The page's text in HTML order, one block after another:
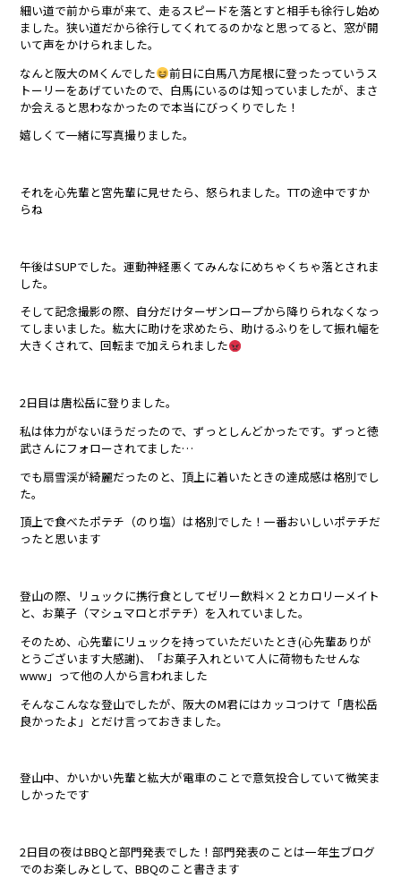
細い道で前から車が来て、走るスピードを落とすと相手も徐行し始め
ました。狭い道だから徐行してくれてるのかなと思ってると、窓が開
いて声をかけられました。
なんと阪大のMくんでした
前日に白馬八方尾根に登ったっていうス
トーリーをあげていたので、白馬にいるのは知っていましたが、まさ
か会えると思わなかったので本当にびっくりでした！
嬉しくて一緒に写真撮りました。
それを心先輩と宮先輩に見せたら、怒られました。TTの途中ですか
らね
午後はSUPでした。運動神経悪くてみんなにめちゃくちゃ落とされま
した。
そして記念撮影の際、自分だけターザンロープから降りられなくなっ
てしまいました。紘大に助けを求めたら、助けるふりをして振れ幅を
大きくされて、回転まで加えられました
2日目は唐松岳に登りました。
私は体力がないほうだったので、ずっとしんどかったです。ずっと徳
武さんにフォローされてました…
でも扇雪渓が綺麗だったのと、頂上に着いたときの達成感は格別でし
た。
頂上で食べたポテチ（のり塩）は格別でした！一番おいしいポテチだ
ったと思います
登山の際、リュックに携行食としてゼリー飲料×２とカロリーメイト
と、お菓子（マシュマロとポテチ）を入れていました。
そのため、心先輩にリュックを持っていただいたとき(心先輩ありが
とうございます大感謝)、「お菓子入れといて人に荷物もたせんな
www」って他の人から言われました
そんなこんなな登山でしたが、阪大のM君にはカッコつけて「唐松岳
良かったよ」とだけ言っておきました。
登山中、かいかい先輩と紘大が電車のことで意気投合していて微笑ま
しかったです
2日目の夜はBBQと部門発表でした！部門発表のことは一年生ブログ
でのお楽しみとして、BBQのこと書きます